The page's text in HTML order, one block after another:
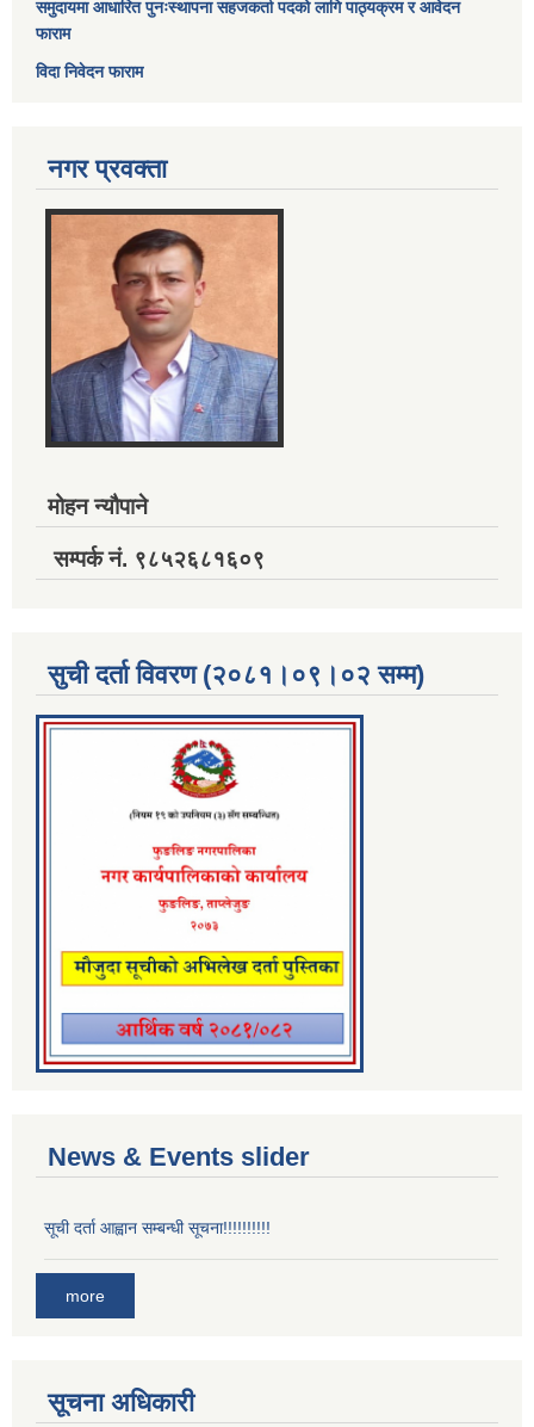
समुदायमा आधारित पुनःस्थापना सहजकर्ता पदको लागि पाठ्यक्रम र आवेदन
फाराम
विदा निवेदन फाराम
नगर प्रवक्ता
मोहन न्यौपाने
सम्पर्क नं. ९८५२६८१६०९
सुची दर्ता विवरण (२०८१।०९।०२ सम्म)
News & Events slider
सूची दर्ता आह्वान सम्बन्धी सूचना!!!!!!!!!!
more
सूचना अधिकारी